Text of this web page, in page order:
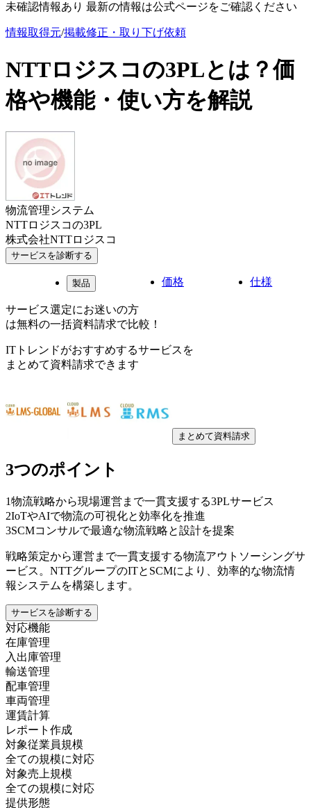
未確認情報あり 最新の情報は公式ページをご確認ください
情報取得元/掲載修正・取り下げ依頼
NTTロジスコの3PLとは？価
格や機能・使い方を解説
物流管理システム
NTTロジスコの3PL
株式会社NTTロジスコ
サービスを診断する
製品 価格 仕様
サービス選定にお迷いの方
は無料の一括資料請求で比較！
ITトレンドがおすすめするサービスを
まとめて資料請求できます
まとめて資料請求
3つのポイント
1物流戦略から現場運営まで一貫支援する3PLサービス
2IoTやAIで物流の可視化と効率化を推進
3SCMコンサルで最適な物流戦略と設計を提案
戦略策定から運営まで一貫支援する物流アウトソーシングサ
ービス。NTTグループのITとSCMにより、効率的な物流情
報システムを構築します。
サービスを診断する
対応機能
在庫管理
入出庫管理
輸送管理
配車管理
車両管理
運賃計算
レポート作成
対象従業員規模
全ての規模に対応
対象売上規模
全ての規模に対応
提供形態